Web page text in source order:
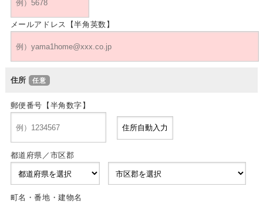
メールアドレス【半角英数】
住所
郵便番号【半角数字】
都道府県／市区郡
町名・番地・建物名